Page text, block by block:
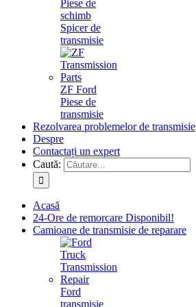
Piese de
schimb
Spicer de
transmisie
ZF Ford
Piese de
transmisie
Rezolvarea problemelor de transmisie
Despre
Contactați un expert
Caută:
Acasă
24-Ore de remorcare Disponibil!
Camioane de transmisie de reparare
Ford
transmisie